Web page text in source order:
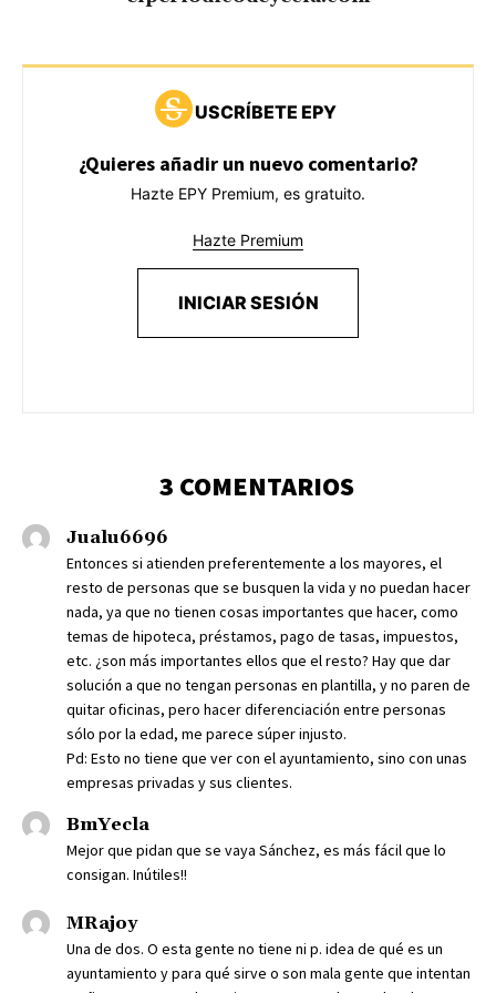
USCRÍBETE EPY
¿Quieres añadir un nuevo comentario?
Hazte EPY Premium, es gratuito.
Hazte Premium
INICIAR SESIÓN
3 COMENTARIOS
Jualu6696
Entonces si atienden preferentemente a los mayores, el
resto de personas que se busquen la vida y no puedan hacer
nada, ya que no tienen cosas importantes que hacer, como
temas de hipoteca, préstamos, pago de tasas, impuestos,
etc. ¿son más importantes ellos que el resto? Hay que dar
solución a que no tengan personas en plantilla, y no paren de
quitar oficinas, pero hacer diferenciación entre personas
sólo por la edad, me parece súper injusto.
Pd: Esto no tiene que ver con el ayuntamiento, sino con unas
empresas privadas y sus clientes.
BmYecla
Mejor que pidan que se vaya Sánchez, es más fácil que lo
consigan. Inútiles!!
MRajoy
Una de dos. O esta gente no tiene ni p. idea de qué es un
ayuntamiento y para qué sirve o son mala gente que intentan